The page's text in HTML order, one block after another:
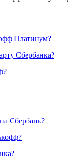
Платинум?
Сбербанка?
Сбербанк?